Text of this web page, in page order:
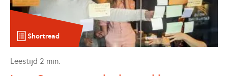
Leestijd 2 min.
Shortread